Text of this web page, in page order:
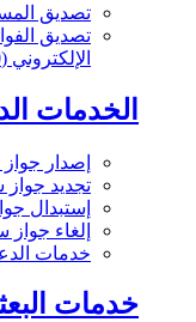
تصديق
تصديق
الإلكتروني (eDAS 2.0)
الخدمات
إصدار
تجديد
إستبدال
إلغاء
خدمات
خدمات